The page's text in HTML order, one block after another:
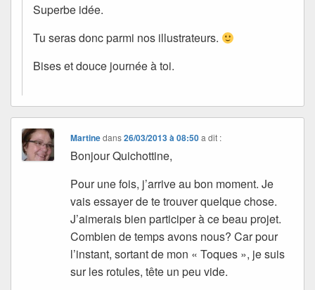
Superbe idée.
Tu seras donc parmi nos illustrateurs.
Bises et douce journée à toi.
Martinedans26/03/2013 à 08:50 a dit :
Bonjour Quichottine,
Pour une fois, j’arrive au bon moment. Je
vais essayer de te trouver quelque chose.
J’aimerais bien participer à ce beau projet.
Combien de temps avons nous? Car pour
l’instant, sortant de mon « Toques », je suis
sur les rotules, tête un peu vide.